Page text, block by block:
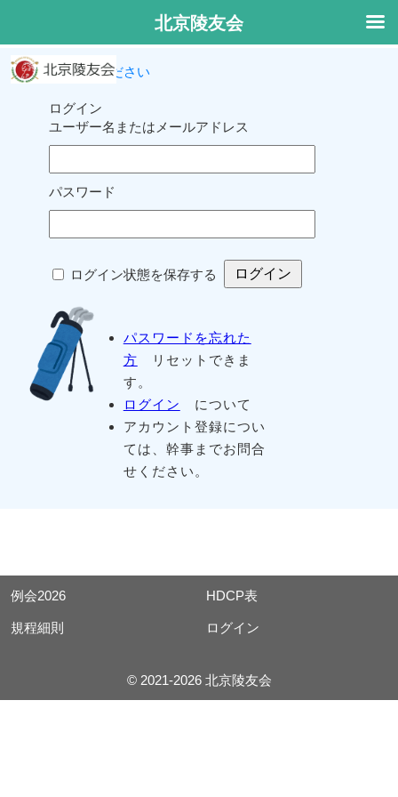
ログインしてください
ログイン
ユーザー名またはメールアドレス
パスワード
ログイン状態を保存する
パスワードを忘れた
方 リセットできま
す。
ログイン
について
アカウント登録につい
ては、幹事までお問合
せください。
例会2026 HDCP表
規程細則 ログイン
© 2021-2026 北京陵友会
北京陵友会